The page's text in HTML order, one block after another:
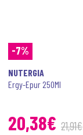
-7%
NUTERGIA
Ergy-Epur 250Ml
20,38€ 21,91€